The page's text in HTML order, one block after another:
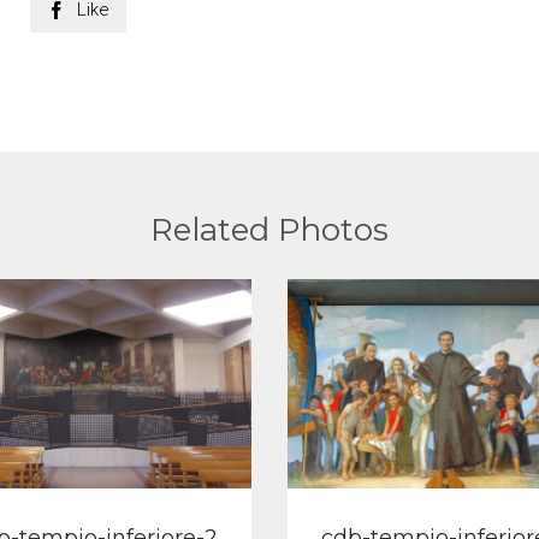
 Like
Related Photos
View View